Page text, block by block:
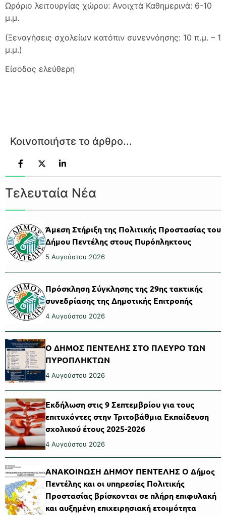
Ωράριο λειτουργίας χώρου: Ανοιχτά Καθημερινά: 6-10
μ.μ.
(Ξεναγήσεις σχολείων κατόπιν συνεννόησης: 10 π.μ. – 1
μ.μ.)
Είσοδος ελεύθερη
Κοινοποιήστε το άρθρο...
Τελευταία Νέα
Άμεση Στήριξη της Πολιτικής Προστασίας του
Δήμου Πεντέλης στους Πυρόπληκτους
5 Αυγούστου 2026
Πρόσκληση Σύγκλησης της 29ης τακτικής
συνεδρίασης της Δημοτικής Επιτροπής
4 Αυγούστου 2026
Ο ΔΗΜΟΣ ΠΕΝΤΕΛΗΣ ΣΤΟ ΠΛΕΥΡΟ ΤΩΝ
ΠΥΡΟΠΛΗΚΤΩΝ
4 Αυγούστου 2026
Εκδήλωση στις 9 Σεπτεμβρίου για τους
επιτυχόντες στην Τριτοβάθμια Εκπαίδευση
σχολικού έτους 2025-2026
4 Αυγούστου 2026
ΑΝΑΚΟΙΝΩΣΗ ΔΗΜΟΥ ΠΕΝΤΕΛΗΣ Ο Δήμος
Πεντέλης και οι υπηρεσίες Πολιτικής
Προστασίας βρίσκονται σε πλήρη επιφυλακή
και αυξημένη επιχειρησιακή ετοιμότητα